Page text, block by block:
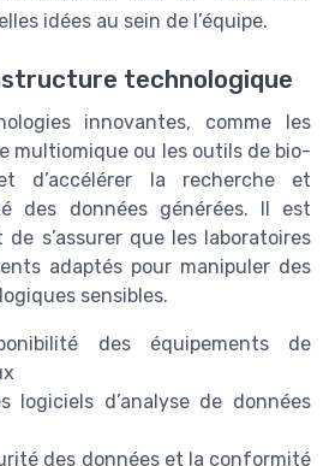
idées au sein de l’équipe.
technologique
innovantes, comme les
multiomique ou les outils de bio-
d’accélérer la recherche et
des données générées. Il est
s’assurer que les laboratoires
adaptés pour manipuler des
sensibles.
des équipements de
logiciels d’analyse de données
des données et la conformité